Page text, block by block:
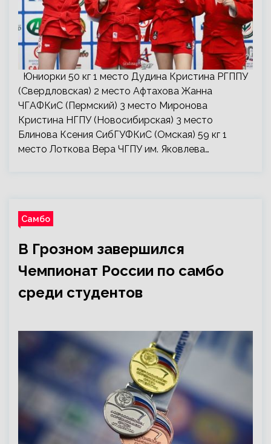
Юниорки 50 кг 1 место Дудина Кристина РГППУ
(Свердловская) 2 место Афтахова Жанна
ЧГАФКиС (Пермский) 3 место Миронова
Кристина НГПУ (Новосибирская) 3 место
Блинова Ксения СибГУФКиС (Омская) 59 кг 1
место Лоткова Вера ЧГПУ им. Яковлева…
Самбо
В Грозном завершился
Чемпионат России по самбо
среди студентов